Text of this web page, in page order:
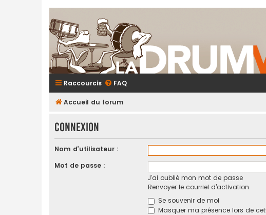
Raccourcis FAQ
Accueil du forum
Connexion
Nom d’utilisateur :
Mot de passe :
J’ai oublié mon mot de passe
Renvoyer le courriel d’activation
Se souvenir de moi
Masquer ma présence lors de